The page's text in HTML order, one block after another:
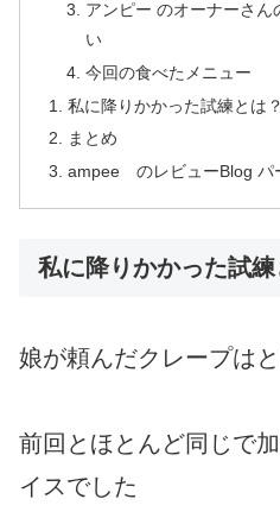
アンピー のオーナーさ
い
今回の食べたメニュー
私に降りかかった試練とは？
まとめ
ampee のレビューBlog パ
私に降りかかった試練
娘が頼んだクレープは
前回とほとんど同じで
イスでした